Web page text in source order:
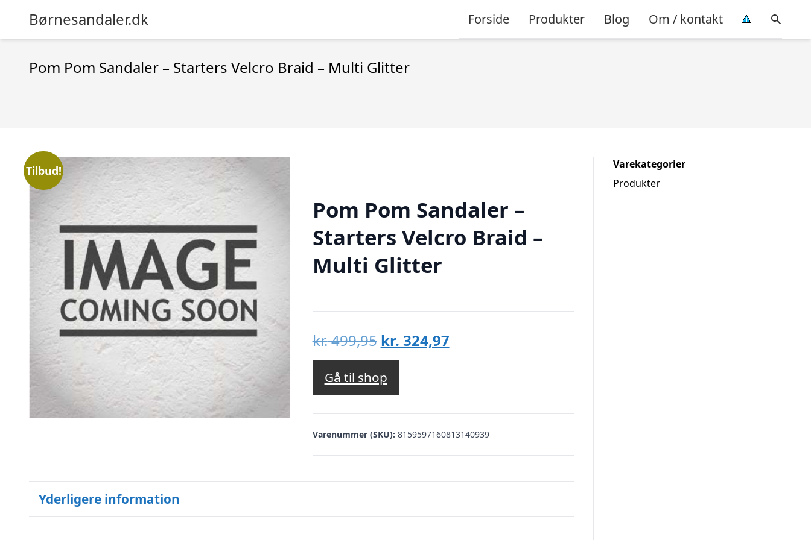
Børnesandaler.dk Forside Produkter Blog Om / kontakt
Pom Pom Sandaler – Starters Velcro Braid – Multi Glitter
Tilbud!
Pom Pom Sandaler –
Starters Velcro Braid –
Multi Glitter
kr.499,95 Den
oprindelige
pris
var:
kr. 499,95.
kr. 324,97Den
kr. 324,97.
Gå til shop
Varenummer (SKU): 8159597160813140939
Yderligere information
Varekategorier
Produkter